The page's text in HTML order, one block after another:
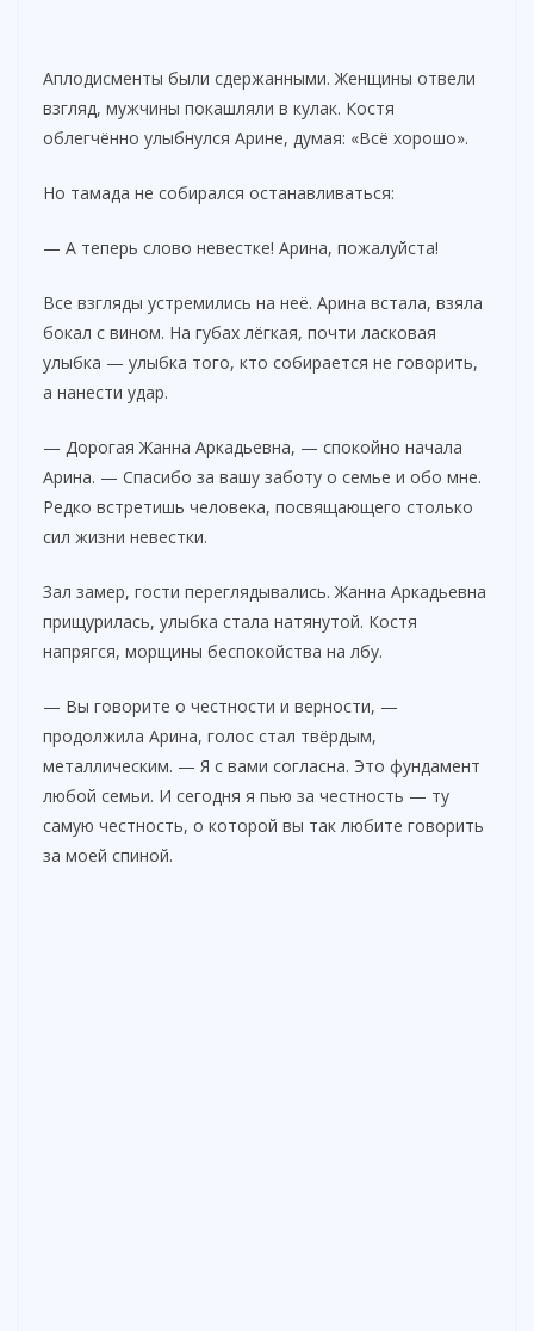
Аплодисменты были сдержанными. Женщины отвели
взгляд, мужчины покашляли в кулак. Костя
облегчённо улыбнулся Арине, думая: «Всё хорошо».
Но тамада не собирался останавливаться:
— А теперь слово невестке! Арина, пожалуйста!
Все взгляды устремились на неё. Арина встала, взяла
бокал с вином. На губах лёгкая, почти ласковая
улыбка — улыбка того, кто собирается не говорить,
а нанести удар.
— Дорогая Жанна Аркадьевна, — спокойно начала
Арина. — Спасибо за вашу заботу о семье и обо мне.
Редко встретишь человека, посвящающего столько
сил жизни невестки.
Зал замер, гости переглядывались. Жанна Аркадьевна
прищурилась, улыбка стала натянутой. Костя
напрягся, морщины беспокойства на лбу.
— Вы говорите о честности и верности, —
продолжила Арина, голос стал твёрдым,
металлическим. — Я с вами согласна. Это фундамент
любой семьи. И сегодня я пью за честность — ту
самую честность, о которой вы так любите говорить
за моей спиной.